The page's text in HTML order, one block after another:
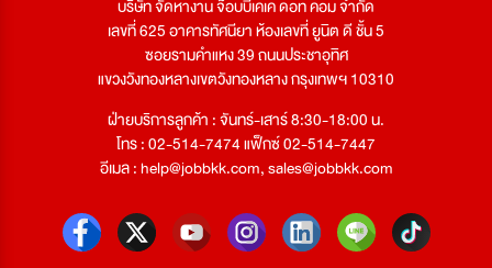
บริษัท จัดหางาน จ๊อบบีเคเค ดอท คอม จำกัด
เลขที่ 625 อาคารทัศนียา ห้องเลขที่ ยูนิต ดี ชั้น 5
ซอยรามคำแหง 39 ถนนประชาอุทิศ
แขวงวังทองหลางเขตวังทองหลาง กรุงเทพฯ 10310
ฝ่ายบริการลูกค้า : จันทร์-เสาร์ 8:30-18:00 น.
โทร : 02-514-7474 แฟ็กซ์ 02-514-7447
อีเมล :help@jobbkk.com,sales@jobbkk.com